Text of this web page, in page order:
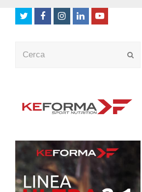
TwitterFacebookInstagram
LinkedInYoutube